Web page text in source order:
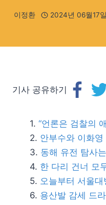
이정환 2024년 06월17
기사 공유하기
“언론은 검찰의
안부수와 이화
동해 유전 탐사
한 다리 건너 모
오늘부터 서울대
용산발 감세 드